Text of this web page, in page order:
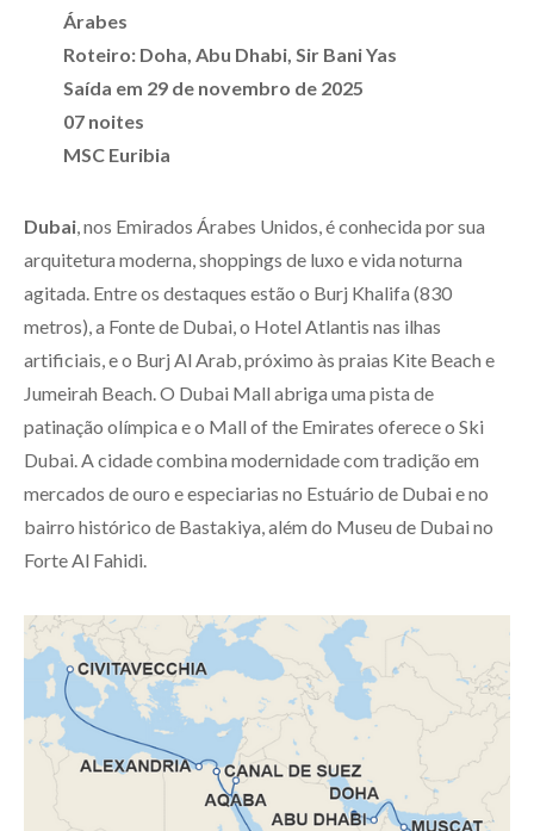
Árabes
Roteiro: Doha, Abu Dhabi, Sir Bani Yas
Saída em 29 de novembro de 2025
07 noites
MSC Euribia
Dubai, nos Emirados Árabes Unidos, é conhecida por sua
arquitetura moderna, shoppings de luxo e vida noturna
agitada. Entre os destaques estão o Burj Khalifa (830
metros), a Fonte de Dubai, o Hotel Atlantis nas ilhas
artificiais, e o Burj Al Arab, próximo às praias Kite Beach e
Jumeirah Beach. O Dubai Mall abriga uma pista de
patinação olímpica e o Mall of the Emirates oferece o Ski
Dubai. A cidade combina modernidade com tradição em
mercados de ouro e especiarias no Estuário de Dubai e no
bairro histórico de Bastakiya, além do Museu de Dubai no
Forte Al Fahidi.